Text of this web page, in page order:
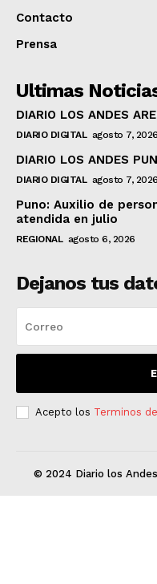
Contacto
Prensa
Ultimas
DIARIO LOS ANDES
DIARIO DIGITAL agosto 7, 2026
DIARIO LOS ANDES
DIARIO DIGITAL agosto 7, 2026
Puno: Auxilio de
atendida en julio
REGIONAL agosto 6, 2026
Dejanos tus
Acepto los Terminos
© 2024 Diario los